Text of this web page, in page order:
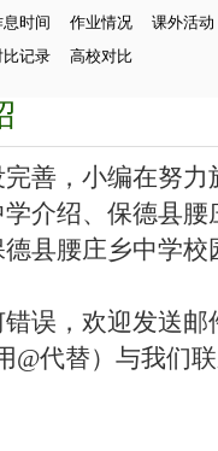
息时间 作业情况
课外活动
比记录 高校对比
善，小编在努力
介绍、保德县
县腰庄乡中学
误，欢迎发送邮
@代替）与我们